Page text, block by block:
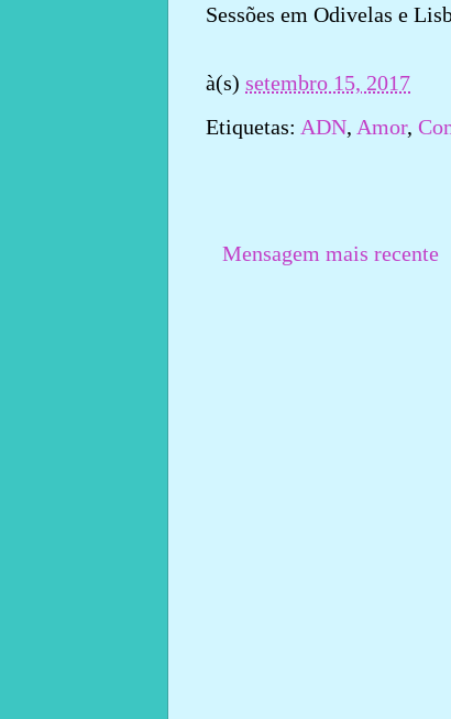
Sessões em Odivelas e
à(s) setembro 15, 2017
Etiquetas: ADN, Amor,
Mensagem mais recente